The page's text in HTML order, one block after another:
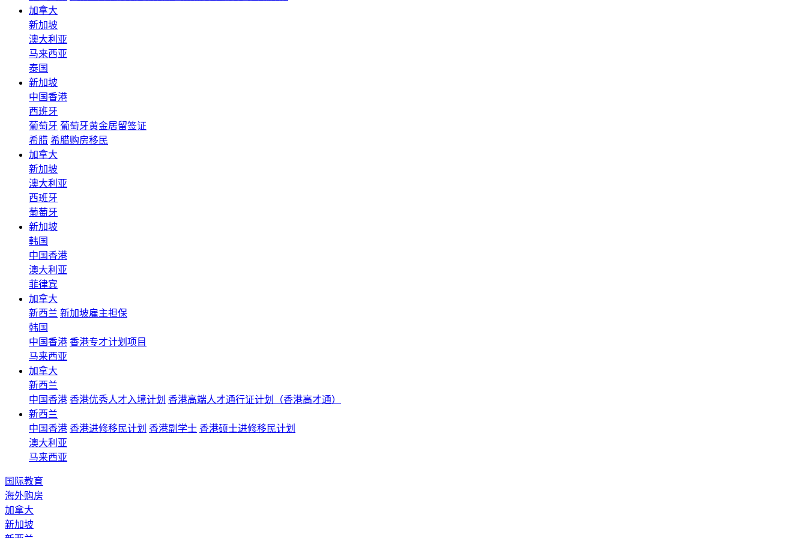
加拿大
新加坡
澳大利亚
马来西亚
泰国
新加坡
中国香港
西班牙
葡萄牙 葡萄牙黄金居留签证
希腊 希腊购房移民
加拿大
新加坡
澳大利亚
西班牙
葡萄牙
新加坡
韩国
中国香港
澳大利亚
菲律宾
加拿大
新西兰 新加坡雇主担保
韩国
中国香港 香港专才计划项目
马来西亚
加拿大
新西兰
中国香港 香港优秀人才入境计划 香港高端人才通行证计划（香港高才通）
新西兰
中国香港 香港进修移民计划 香港副学士 香港硕士进修移民计划
澳大利亚
马来西亚
国际教育
海外购房
加拿大
新加坡